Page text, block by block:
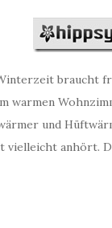
braucht
warmen
und
vielleicht anhört.